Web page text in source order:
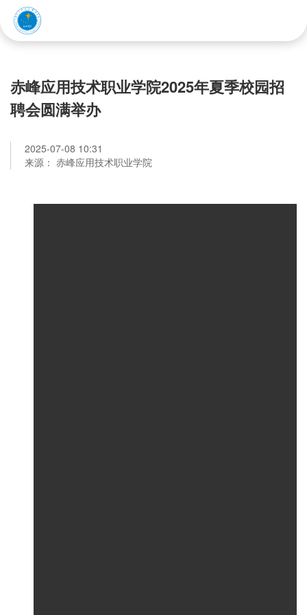
赤峰应用技术职业学院2025年夏季校园招
聘会圆满举办
2025-07-08 10:31
来源： 赤峰应用技术职业学院